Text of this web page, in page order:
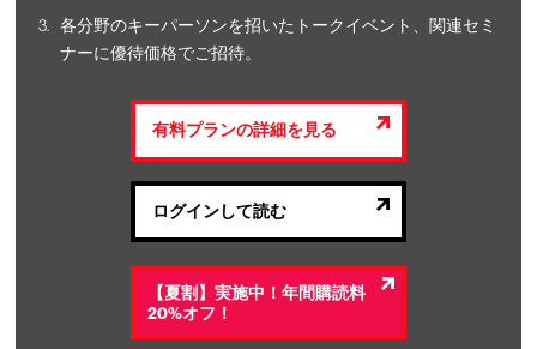
各分野のキーパーソンを招いたトークイベント、関連セミ
ナーに優待価格でご招待。
有料プランの詳細を見る
ログインして読む
【夏割】実施中！年間購読料
20%オフ！